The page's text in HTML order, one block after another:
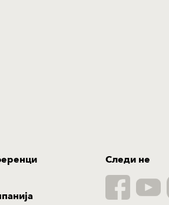
Следи не